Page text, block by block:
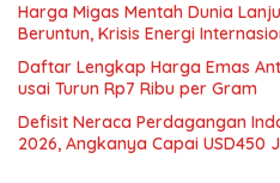
Harga Migas Mentah Dunia
Beruntun, Krisis Energi
Daftar Lengkap Harga Emas
usai Turun Rp7 Ribu per Gram
Defisit Neraca Perdagangan
2026, Angkanya Capai USD450